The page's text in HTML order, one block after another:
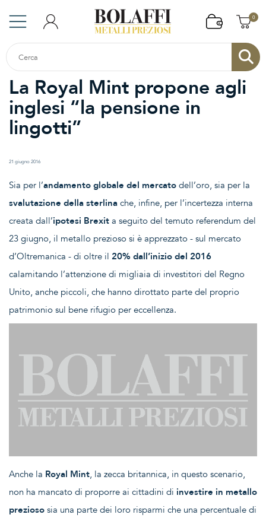
0
La Royal Mint propone agli
inglesi “la pensione in
lingotti”
21 giugno 2016
Sia per l’andamento globale del mercato dell’oro, sia per la
svalutazione della sterlina che, infine, per l’incertezza interna
creata dall’ipotesi Brexit a seguito del temuto referendum del
23 giugno, il metallo prezioso si è apprezzato - sul mercato
d’Oltremanica - di oltre il 20% dall’inizio del 2016
calamitando l’attenzione di migliaia di investitori del Regno
Unito, anche piccoli, che hanno dirottato parte del proprio
patrimonio sul bene rifugio per eccellenza.
Anche la Royal Mint, la zecca britannica, in questo scenario,
non ha mancato di proporre ai cittadini di investire in metallo
prezioso sia una parte dei loro risparmi che una percentuale di